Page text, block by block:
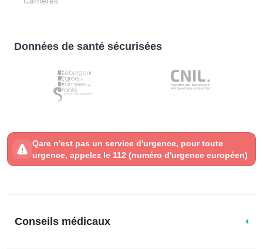
Données de santé sécurisées
Qare n'est pas un service d'urgence, pour toute
urgence, appelez le 112 (numéro d'urgence européen)
Conseils médicaux